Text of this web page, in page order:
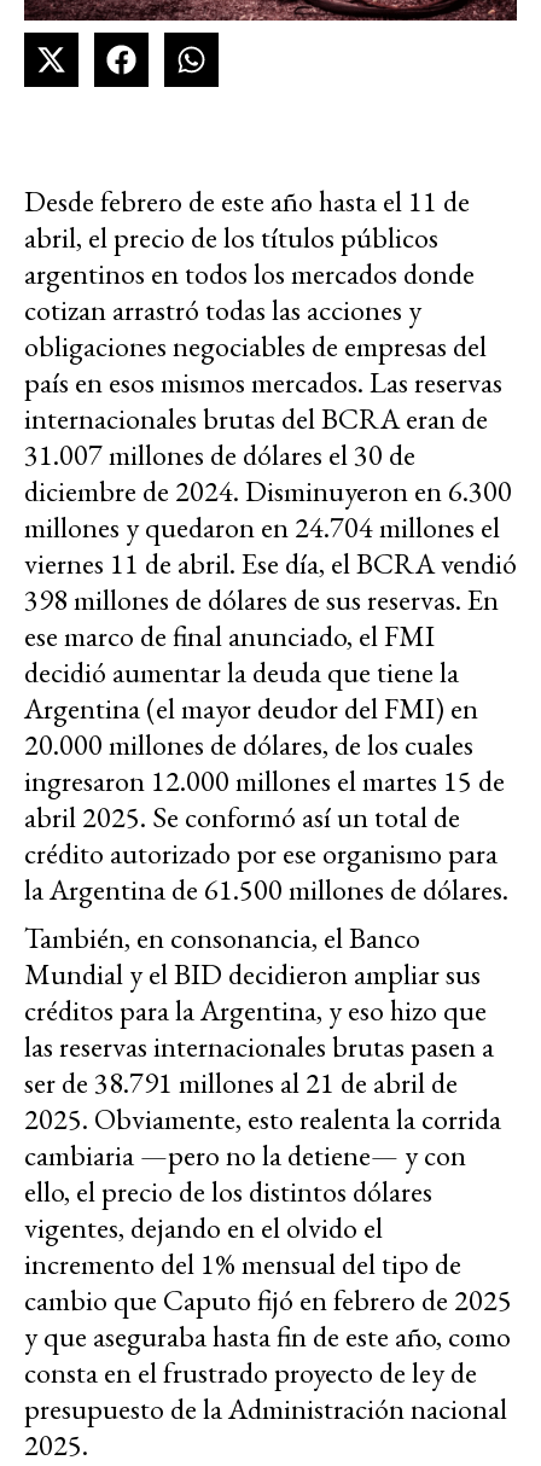
Desde febrero de este año hasta el 11 de
abril, el precio de los títulos públicos
argentinos en todos los mercados donde
cotizan arrastró todas las acciones y
obligaciones negociables de empresas del
país en esos mismos mercados. Las reservas
internacionales brutas del BCRA eran de
31.007 millones de dólares el 30 de
diciembre de 2024. Disminuyeron en 6.300
millones y quedaron en 24.704 millones el
viernes 11 de abril. Ese día, el BCRA vendió
398 millones de dólares de sus reservas. En
ese marco de final anunciado, el FMI
decidió aumentar la deuda que tiene la
Argentina (el mayor deudor del FMI) en
20.000 millones de dólares, de los cuales
ingresaron 12.000 millones el martes 15 de
abril 2025. Se conformó así un total de
crédito autorizado por ese organismo para
la Argentina de 61.500 millones de dólares.
También, en consonancia, el Banco
Mundial y el BID decidieron ampliar sus
créditos para la Argentina, y eso hizo que
las reservas internacionales brutas pasen a
ser de 38.791 millones al 21 de abril de
2025. Obviamente, esto realenta la corrida
cambiaria —pero no la detiene— y con
ello, el precio de los distintos dólares
vigentes, dejando en el olvido el
incremento del 1% mensual del tipo de
cambio que Caputo fijó en febrero de 2025
y que aseguraba hasta fin de este año, como
consta en el frustrado proyecto de ley de
presupuesto de la Administración nacional
2025.